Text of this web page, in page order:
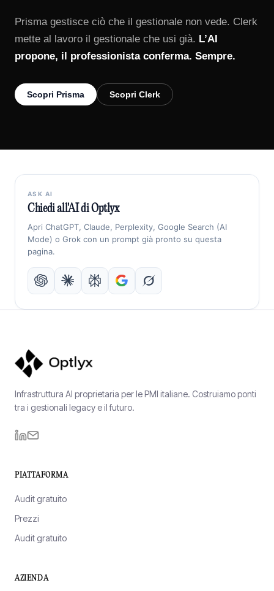
Prisma gestisce ciò che il gestionale non vede. Clerk
mette al lavoro il gestionale che usi già. L’AI
propone, il professionista conferma. Sempre.
Scopri Prisma Scopri Clerk
ASK AI
Chiedi all'AI di Optlyx
Apri ChatGPT, Claude, Perplexity, Google Search (AI
Mode) o Grok con un prompt già pronto su questa
pagina.
ChatGPTClaudePerplexityGoogle Search
Grok
Infrastruttura AI proprietaria per le PMI italiane. Costruiamo ponti
tra i gestionali legacy e il futuro.
PIATTAFORMA
Audit gratuito
Prezzi
Audit gratuito
AZIENDA